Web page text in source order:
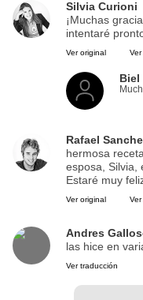
Silvia Curioni
¡Muchas
intentaré
Ver original
Biel
Rafael
hermosa
esposa, Silvia,
Estaré muy
Ver original
Andres
las hice en
Ver traducción